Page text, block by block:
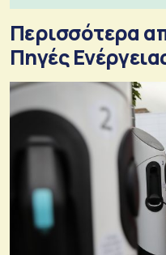
Περισσότερα
Πηγές